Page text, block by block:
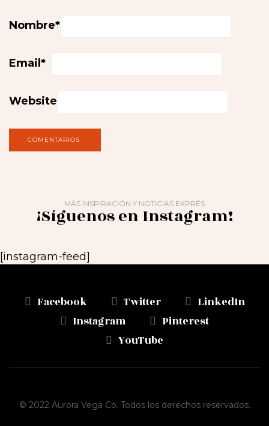
Nombre*
Email *
Website
MÁS INSPIRACIÓN Y NOTICIAS EXPRÉS
¡Síguenos en Instagram!
[instagram-feed]
Facebook Twitter
LinkedIn
Instagram
Pinterest
YouTube
© 2022 Aurora Vega Co. Todos los derechos reservados.